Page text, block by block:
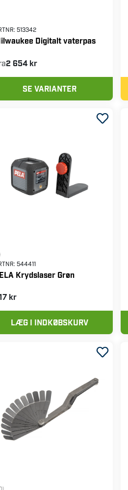
513342
Digitalt vaterpas
2 654 kr
SE VARIANTER
544411
Krydslaser Grøn
kr
LÆG I INDKØBSKURV